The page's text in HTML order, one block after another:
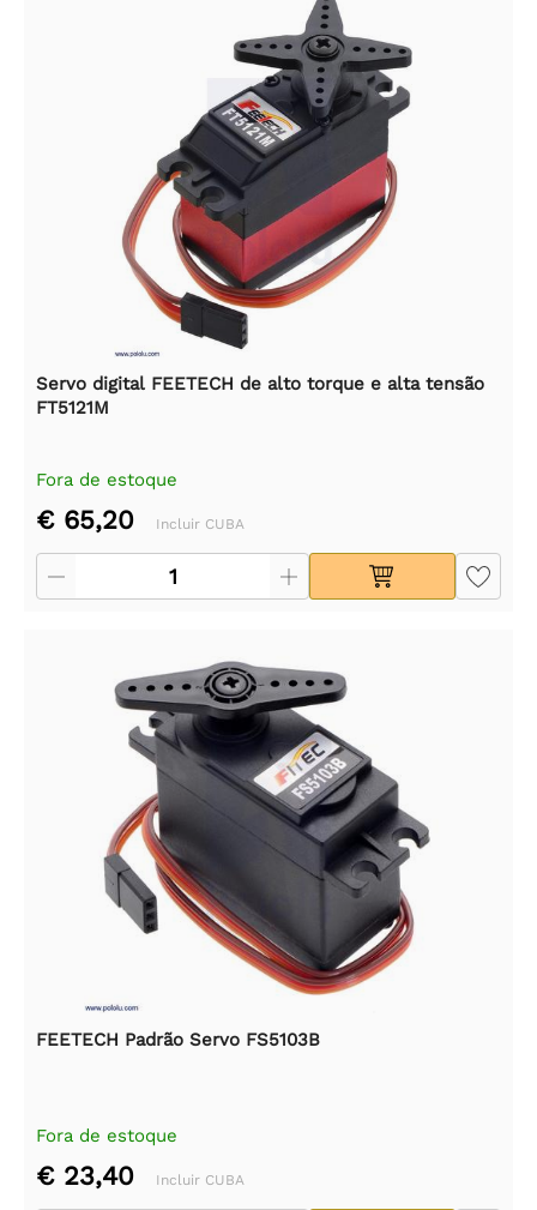
Servo digital FEETECH de alto torque e alta tensão
FT5121M
Fora de estoque
€ 65,20 Incluir CUBA
FEETECH Padrão Servo FS5103B
Fora de estoque
€ 23,40 Incluir CUBA